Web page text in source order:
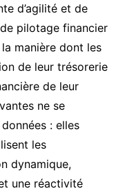
d’agilité et de
pilotage financier
manière dont les
de leur trésorerie
de leur
ne se
: elles
les
dynamique,
une réactivité